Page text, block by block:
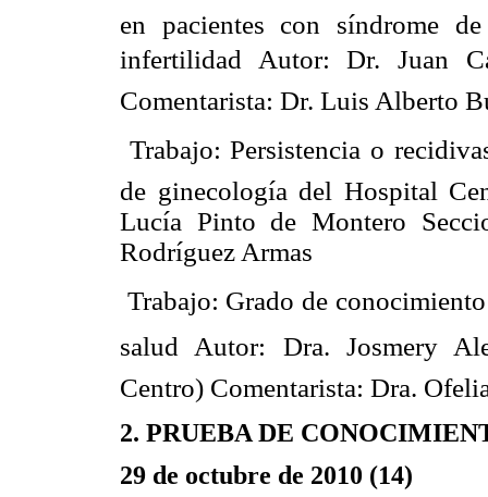
en pacientes con síndrome
infertilidad Autor: Dr. Juan
Comentarista: Dr. Luis Alberto
 Trabajo: Persistencia o
de ginecología del Hospital
Lucía Pinto de Montero
Rodríguez Armas
 Trabajo: Grado de
salud Autor: Dra. Josmery
Centro) Comentarista: Dra.
2. PRUEBA DE
29 de octubre de 2010 (14)